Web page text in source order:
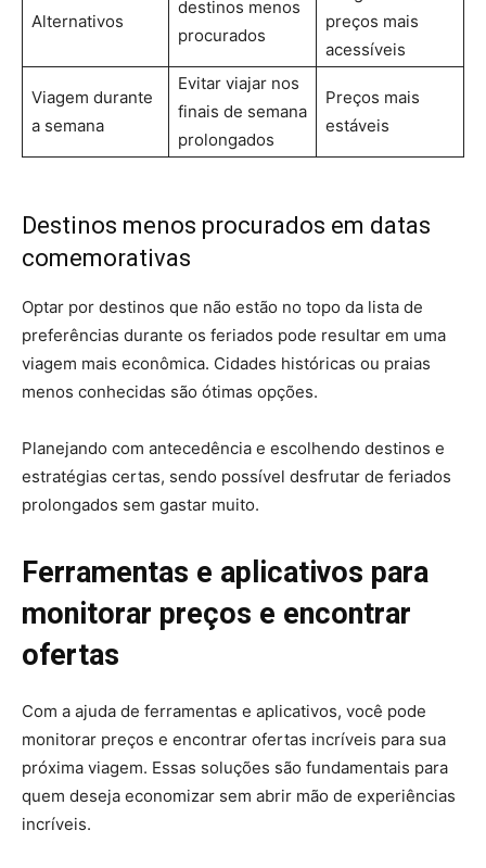
Alternativos
destinos menos
procurados
preços mais
acessíveis
Viagem durante
a semana
Evitar viajar nos
finais de semana
prolongados
Preços mais
estáveis
Destinos menos procurados em datas
comemorativas
Optar por destinos que não estão no topo da lista de
preferências durante os feriados pode resultar em uma
viagem mais econômica. Cidades históricas ou praias
menos conhecidas são ótimas opções.
Planejando com antecedência e escolhendo destinos e
estratégias certas, sendo possível desfrutar de feriados
prolongados sem gastar muito.
Ferramentas e aplicativos para
monitorar preços e encontrar
ofertas
Com a ajuda de ferramentas e aplicativos, você pode
monitorar preços e encontrar ofertas incríveis para sua
próxima viagem. Essas soluções são fundamentais para
quem deseja economizar sem abrir mão de experiências
incríveis.